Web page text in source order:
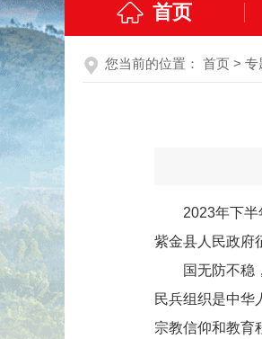
首页
您当前的位置： 首页 > 专
2023年下半年
紫金县人民政府
国无防不稳，
民兵组织是中华
宗教信仰和教育